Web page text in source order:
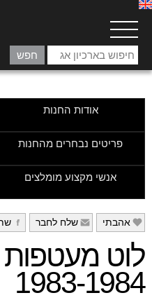
אודות החנות
פריטים נבחרים מהחנות
אנשי מקצוע מומלצים
e אהבתי f שלח לחבר g
לוט מעטפות
1983-1984